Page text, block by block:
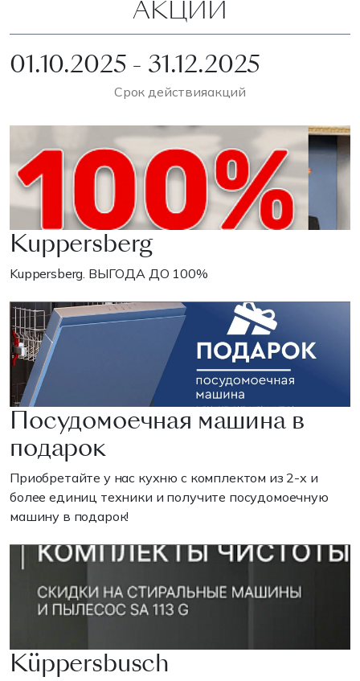
АКЦИИ
01.10.2025 - 31.12.2025
Срок действияакций
Kuppersberg
Kuppersberg. ВЫГОДА ДО 100%
Посудомоечная машина в
подарок
Приобретайте у нас кухню с комплектом из 2-х и
более единиц техники и получите посудомоечную
машину в подарок!
Küppersbusch